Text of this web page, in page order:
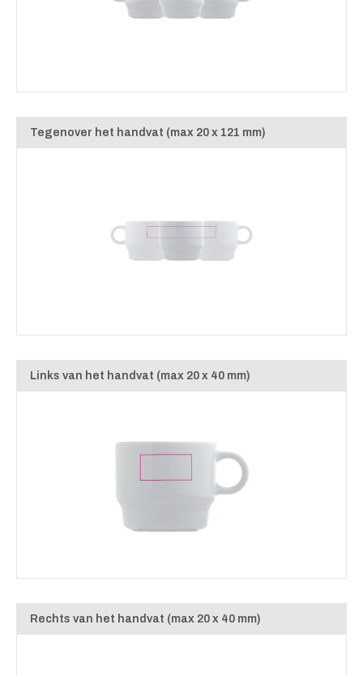
Tegenover het handvat (max 20 x 121 mm)
Links van het handvat (max 20 x 40 mm)
Rechts van het handvat (max 20 x 40 mm)